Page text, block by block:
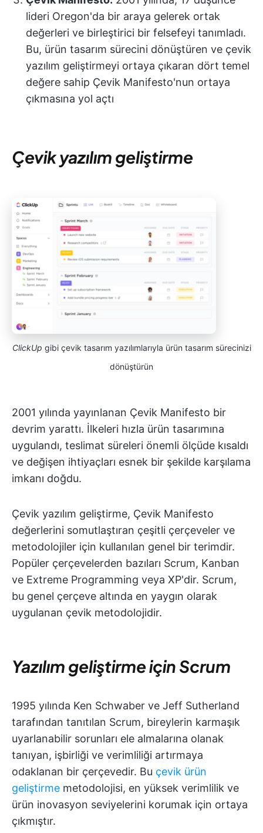
lideri Oregon'da bir araya gelerek ortak
değerleri ve birleştirici bir felsefeyi tanımladı.
Bu, ürün tasarım sürecini dönüştüren ve çevik
yazılım geliştirmeyi ortaya çıkaran dört temel
değere sahip Çevik Manifesto'nun ortaya
çıkmasına yol açtı
Çevik yazılım geliştirme
ClickUp gibi çevik tasarım yazılımlarıyla ürün tasarım sürecinizi
dönüştürün
2001 yılında yayınlanan Çevik Manifesto bir
devrim yarattı. İlkeleri hızla ürün tasarımına
uygulandı, teslimat süreleri önemli ölçüde kısaldı
ve değişen ihtiyaçları esnek bir şekilde karşılama
imkanı doğdu.
Çevik yazılım geliştirme, Çevik Manifesto
değerlerini somutlaştıran çeşitli çerçeveler ve
metodolojiler için kullanılan genel bir terimdir.
Popüler çerçevelerden bazıları Scrum, Kanban
ve Extreme Programming veya XP'dir. Scrum,
bu genel çerçeve altında en yaygın olarak
uygulanan çevik metodolojidir.
Yazılım geliştirme için Scrum
1995 yılında Ken Schwaber ve Jeff Sutherland
tarafından tanıtılan Scrum, bireylerin karmaşık
uyarlanabilir sorunları ele almalarına olanak
tanıyan, işbirliği ve verimliliği artırmaya
odaklanan bir çerçevedir. Bu çevik ürün
geliştirme metodolojisi, en yüksek verimlilik ve
ürün inovasyon seviyelerini korumak için ortaya
çıkmıştır.